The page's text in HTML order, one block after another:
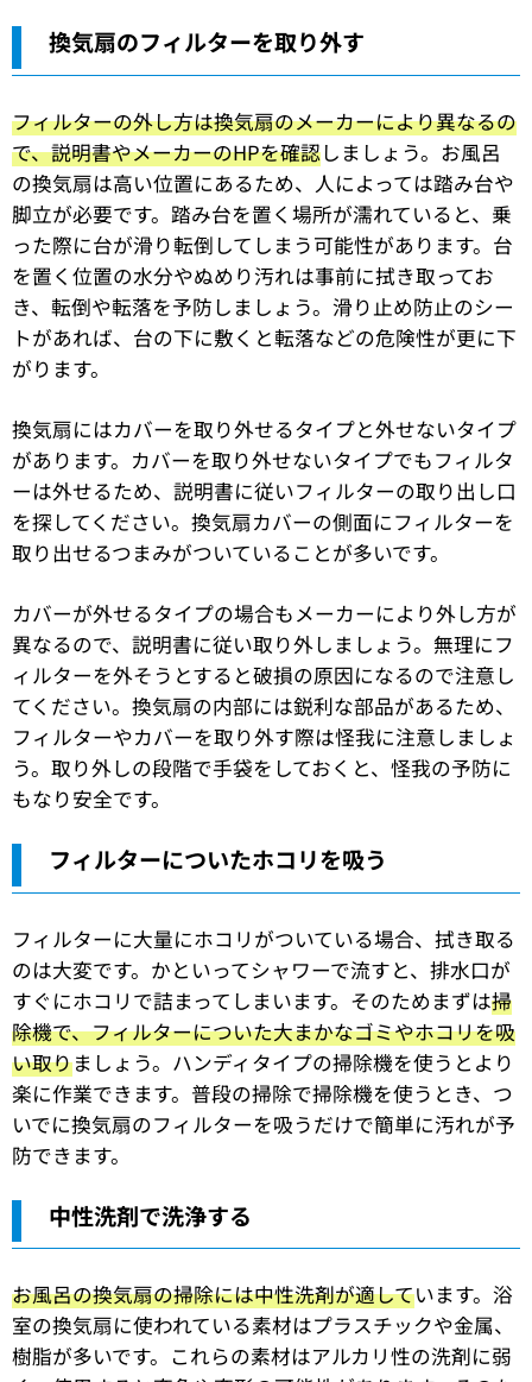
換気扇のフィルターを取り外す
フィルターの外し方は換気扇のメーカーにより異なるの
で、説明書やメーカーのHPを確認しましょう。お風呂
の換気扇は高い位置にあるため、人によっては踏み台や
脚立が必要です。踏み台を置く場所が濡れていると、乗
った際に台が滑り転倒してしまう可能性があります。台
を置く位置の水分やぬめり汚れは事前に拭き取ってお
き、転倒や転落を予防しましょう。滑り止め防止のシー
トがあれば、台の下に敷くと転落などの危険性が更に下
がります。
換気扇にはカバーを取り外せるタイプと外せないタイプ
があります。カバーを取り外せないタイプでもフィルタ
ーは外せるため、説明書に従いフィルターの取り出し口
を探してください。換気扇カバーの側面にフィルターを
取り出せるつまみがついていることが多いです。
カバーが外せるタイプの場合もメーカーにより外し方が
異なるので、説明書に従い取り外しましょう。無理にフ
ィルターを外そうとすると破損の原因になるので注意し
てください。換気扇の内部には鋭利な部品があるため、
フィルターやカバーを取り外す際は怪我に注意しましょ
う。取り外しの段階で手袋をしておくと、怪我の予防に
もなり安全です。
フィルターについたホコリを吸う
フィルターに大量にホコリがついている場合、拭き取る
のは大変です。かといってシャワーで流すと、排水口が
すぐにホコリで詰まってしまいます。そのためまずは掃
除機で、フィルターについた大まかなゴミやホコリを吸
い取りましょう。ハンディタイプの掃除機を使うとより
楽に作業できます。普段の掃除で掃除機を使うとき、つ
いでに換気扇のフィルターを吸うだけで簡単に汚れが予
防できます。
中性洗剤で洗浄する
お風呂の換気扇の掃除には中性洗剤が適しています。浴
室の換気扇に使われている素材はプラスチックや金属、
樹脂が多いです。これらの素材はアルカリ性の洗剤に弱